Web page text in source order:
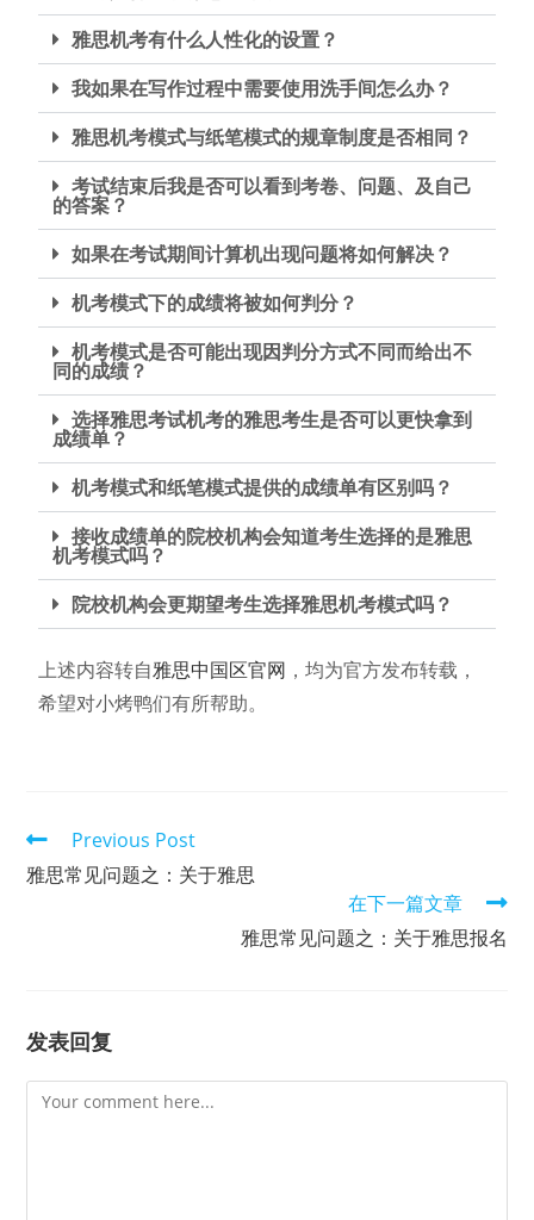
雅思机考有什么人性化的设置？
我如果在写作过程中需要使用洗手间怎么办？
雅思机考模式与纸笔模式的规章制度是否相同？
考试结束后我是否可以看到考卷、问题、及自己
的答案？
如果在考试期间计算机出现问题将如何解决？
机考模式下的成绩将被如何判分？
机考模式是否可能出现因判分方式不同而给出不
同的成绩？
选择雅思考试机考的雅思考生是否可以更快拿到
成绩单？
机考模式和纸笔模式提供的成绩单有区别吗？
接收成绩单的院校机构会知道考生选择的是雅思
机考模式吗？
院校机构会更期望考生选择雅思机考模式吗？
上述内容转自雅思中国区官网 ，均为官方发布转载，
希望对小烤鸭们有所帮助。
Previous Post
雅思常见问题之：关于雅思
在下一篇文章
雅思常见问题之：关于雅思报名
发表回复